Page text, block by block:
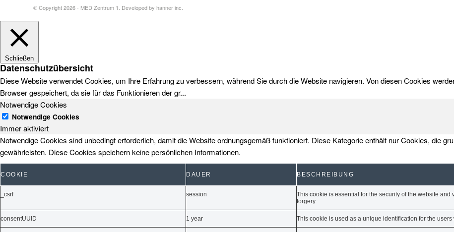
© Copyright 2026 - MED Zentrum 1. Developed by hanner inc.
Schließen
Datenschutzübersicht
Diese Website verwendet Cookies, um Ihre Erfahrung zu verbessern, während Sie durch die Website navigieren. Von diesen Cookies
Browser gespeichert, da sie für das Funktionieren der gr...
Notwendige Cookies
Notwendige Cookies
Immer aktiviert
Notwendige Cookies sind unbedingt erforderlich, damit die Website ordnungsgemäß funktioniert. Diese Kategorie enthält nur Cookies, die
gewährleisten. Diese Cookies speichern keine persönlichen Informationen.
COOKIE DAUER BESCHREIBUNG
_csrf session
This cookie is essential for the security of the website
forgery.
consentUUID 1 year This cookie is used as a unique identification for the